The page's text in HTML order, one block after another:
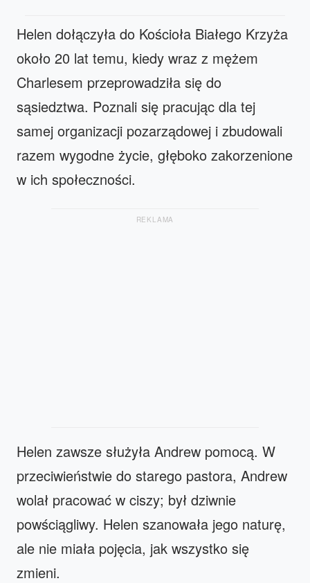
Helen dołączyła do Kościoła Białego Krzyża
około 20 lat temu, kiedy wraz z mężem
Charlesem przeprowadziła się do
sąsiedztwa. Poznali się pracując dla tej
samej organizacji pozarządowej i zbudowali
razem wygodne życie, głęboko zakorzenione
w ich społeczności.
REKLAMA
Helen zawsze służyła Andrew pomocą. W
przeciwieństwie do starego pastora, Andrew
wolał pracować w ciszy; był dziwnie
powściągliwy. Helen szanowała jego naturę,
ale nie miała pojęcia, jak wszystko się
zmieni.